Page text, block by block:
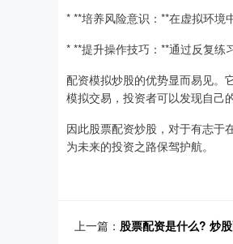
* **培养风险意识：**在虚拟环境
* **提升操作技巧：**通过反复练
配资模拟炒股的优势显而易见。
模拟交易，投资者可以发现自己
因此股票配资炒股，对于有志于
为未来的投资之路保驾护航。
上一篇： 股票配资是什么? 炒